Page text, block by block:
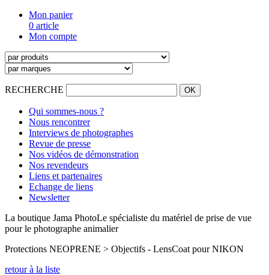
Mon panier
0 article
Mon compte
RECHERCHE
Qui sommes-nous ?
Nous rencontrer
Interviews de photographes
Revue de presse
Nos vidéos de démonstration
Nos revendeurs
Liens et partenaires
Echange de liens
Newsletter
La boutique Jama PhotoLe spécialiste du matériel de prise de vue
pour le photographe animalier
Protections NEOPRENE > Objectifs - LensCoat pour NIKON
retour à la liste